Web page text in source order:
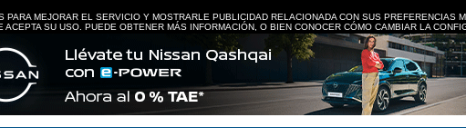
MEJORAR EL SERVICIO Y MOSTRARLE PUBLICIDAD RELACIONADA CON SUS PREFERENCIAS
SU USO. PUEDE OBTENER MÁS INFORMACIÓN, O BIEN CONOCER CÓMO CAMBIAR LA